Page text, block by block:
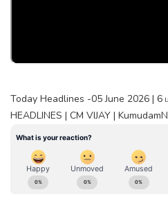
Today Headlines -05 June 2026 |
HEADLINES | CM VIJAY |